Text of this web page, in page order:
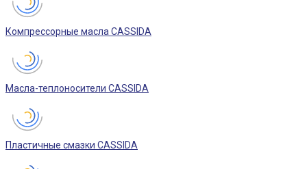
Компрессорные масла CASSIDA
Масла-теплоносители CASSIDA
Пластичные смазки CASSIDA